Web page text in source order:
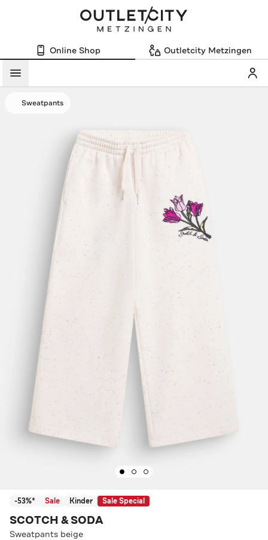
Online Shop Outletcity Metzingen
Menü
Sweatpants
-53%* Sale Kinder Sale Special
SCOTCH & SODA
Sweatpants beige